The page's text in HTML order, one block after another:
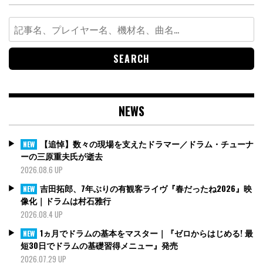
Search
for:
NEWS
NEW
【追悼】数々の現場を支えたドラマー／ドラム・チューナ
ーの三原重夫氏が逝去
2026.08.6 UP
NEW 吉田拓郎、7年ぶりの有観客ライヴ『春だったね2026』映
像化｜ドラムは村石雅行
2026.08.4 UP
NEW 1ヵ月でドラムの基本をマスター｜『ゼロからはじめる! 最
短30日でドラムの基礎習得メニュー』発売
2026.07.29 UP